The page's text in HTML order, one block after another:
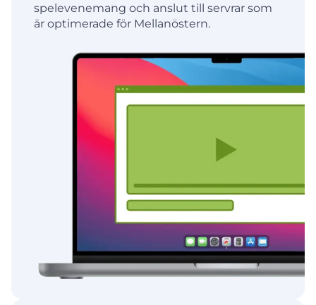
spelevenemang och anslut till servrar som
är optimerade för Mellanöstern.